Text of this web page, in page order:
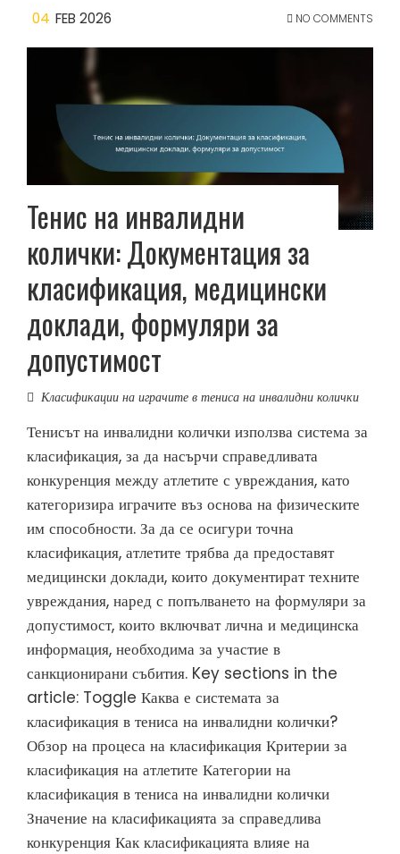
04 FEB 2026 NO COMMENTS
Тенис на инвалидни
колички: Документация за
класификация, медицински
доклади, формуляри за
допустимост
Класификации на играчите в тениса на инвалидни колички
Тенисът на инвалидни колички използва система за
класификация, за да насърчи справедливата
конкуренция между атлетите с увреждания, като
категоризира играчите въз основа на физическите
им способности. За да се осигури точна
класификация, атлетите трябва да предоставят
медицински доклади, които документират техните
увреждания, наред с попълването на формуляри за
допустимост, които включват лична и медицинска
информация, необходима за участие в
санкционирани събития. Key sections in the
article: Toggle Каква е системата за
класификация в тениса на инвалидни колички?
Обзор на процеса на класификация Критерии за
класификация на атлетите Категории на
класификация в тениса на инвалидни колички
Значение на класификацията за справедлива
конкуренция Как класификацията влияе на